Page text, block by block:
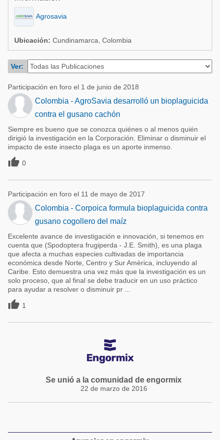
Acuacultura
Micotoxinas
Avicultura
Porcicultura
Lechería
Balanceados - Piensos
Comunidades en portugués
Avicultura
Porcicultura
Ganadería
Lechería
Agrosavia
Ubicación: Cundinamarca, Colombia
Ver:
Participación en foro el 1 de junio de 2018
Colombia - AgroSavia desarrolló un bioplaguicida
contra el gusano cachón
Siempre es bueno que se conozca quiénes o al menos quién
dirigió la investigación en la Corporación. Eliminar o disminuir el
impacto de este insecto plaga es un aporte inmenso.
 0
Participación en foro el 11 de mayo de 2017
Colombia - Corpoica formula bioplaguicida contra
gusano cogollero del maíz
Excelente avance de investigación e innovación, si tenemos en
cuenta que (Spodoptera frugiperda - J.E. Smith), es una plaga
que afecta a muchas especies cultivadas de importancia
económica desde Norte, Centro y Sur Amèrica, incluyendo al
Caribe. Esto demuestra una vez más que la investigación es un
solo proceso, que al final se debe traducir en un uso práctico
para ayudar a resolver o disminuir pr ...
 1
Se unió a la comunidad de engormix
22 de marzo de 2016